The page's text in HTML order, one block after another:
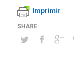
Imprimir